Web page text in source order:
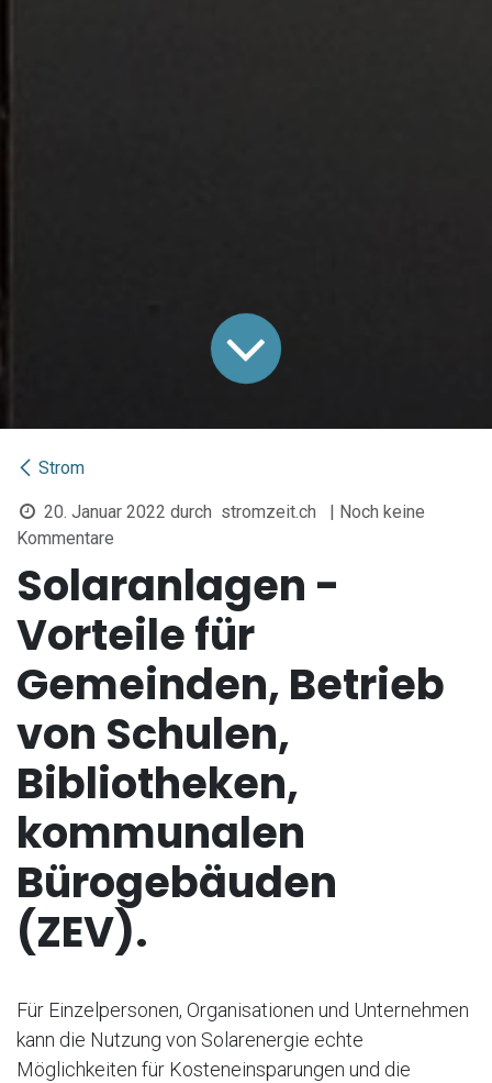
Strom
20. Januar 2022 durch stromzeit.ch
| Noch keine
Kommentare
Solaranlagen -
Vorteile für
Gemeinden, Betrieb
von Schulen,
Bibliotheken,
kommunalen
Bürogebäuden
(ZEV).
Für Einzelpersonen, Organisationen und Unternehmen
kann die Nutzung von Solarenergie echte
Möglichkeiten für Kosteneinsparungen und die